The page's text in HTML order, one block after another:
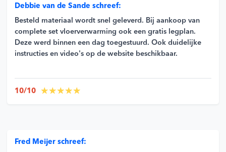
Debbie van de Sande schreef:
Besteld materiaal wordt snel geleverd. Bij aankoop van
complete set vloerverwarming ook een gratis legplan.
Deze werd binnen een dag toegestuurd. Ook duidelijke
instructies en video's op de website beschikbaar.
10/10
Fred Meijer schreef: